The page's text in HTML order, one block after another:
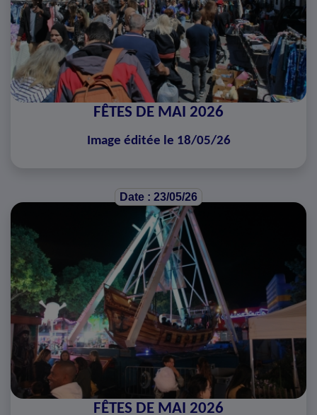
FÊTES DE MAI 2026
Image éditée le 18/05/26
Date : 23/05/26
FÊTES DE MAI 2026